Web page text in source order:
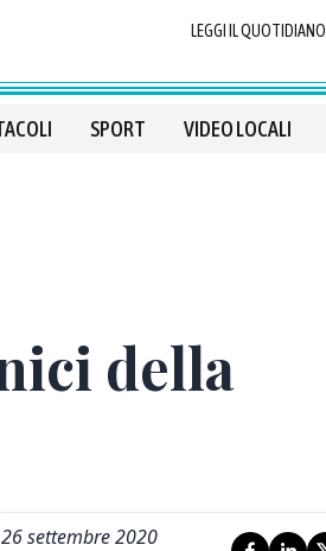
LEGGI IL QUOTIDIANO
SPORT VIDEO LOCALI
della
26 settembre 2020